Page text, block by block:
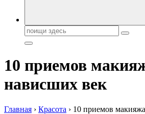
Поиск:
10 приемов
нависших век
Главная › Красота › 10 приемов